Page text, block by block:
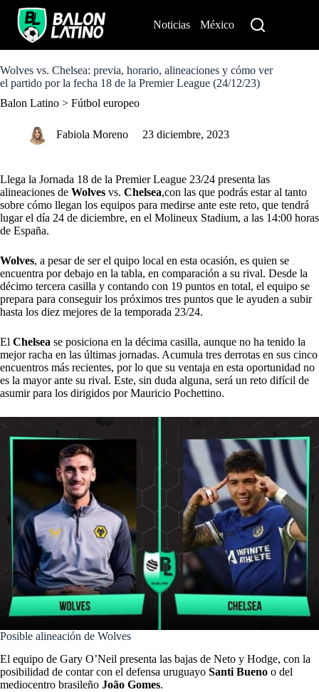
o
c
n
Noticias México
Wolves vs. Chelsea: previa, horario, alineaciones y cómo ver
el partido por la fecha 18 de la Premier League (24/12/23)
Balon Latino > Fútbol europeo
Fabiola Moreno 23 diciembre, 2023
Llega la Jornada 18 de la Premier League 23/24 presenta las
alineaciones de Wolves vs. Chelsea,con las que podrás estar al tanto
sobre cómo llegan los equipos para medirse ante este reto, que tendrá
lugar el día 24 de diciembre, en el Molineux Stadium, a las 14:00 horas
de España.
Wolves, a pesar de ser el quipo local en esta ocasión, es quien se
encuentra por debajo en la tabla, en comparación a su rival. Desde la
décimo tercera casilla y contando con 19 puntos en total, el equipo se
prepara para conseguir los próximos tres puntos que le ayuden a subir
hasta los diez mejores de la temporada 23/24.
El Chelsea se posiciona en la décima casilla, aunque no ha tenido la
mejor racha en las últimas jornadas. Acumula tres derrotas en sus cinco
encuentros más recientes, por lo que su ventaja en esta oportunidad no
es la mayor ante su rival. Este, sin duda alguna, será un reto difícil de
asumir para los dirigidos por Mauricio Pochettino.
Posible alineación de Wolves
El equipo de Gary O’Neil presenta las bajas de Neto y Hodge, con la
posibilidad de contar con el defensa uruguayo Santi Bueno o del
mediocentro brasileño João Gomes.